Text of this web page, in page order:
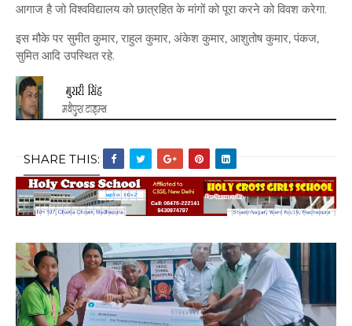
आगाज है जो विश्वविद्यालय को छात्रहित के मांगों को पूरा करने को विवश करेगा.
इस मौके पर सुमीत कुमार, राहुल कुमार, अंकेश कुमार, आशुतोष कुमार, पंकज,
सुमित आदि उपस्थित रहे.
SHARE THIS: